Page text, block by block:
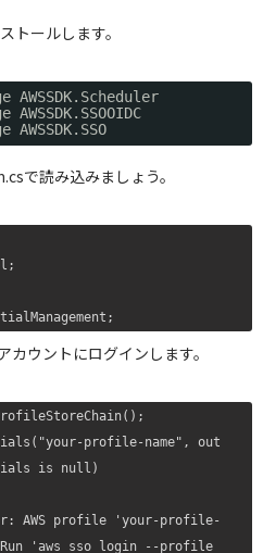
トールします。
で読み込みましょう。
カウントにログインします。
profile-name", out
is null)
'aws sso login --profile